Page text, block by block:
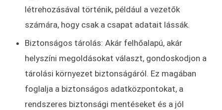
létrehozásával történik, például a vezetők
számára, hogy csak a csapat adatait lássák.
Biztonságos tárolás: Akár felhőalapú, akár
helyszíni megoldásokat választ, gondoskodjon a
tárolási környezet biztonságáról. Ez magában
foglalja a biztonságos adatközpontokat, a
rendszeres biztonsági mentéseket és a jól